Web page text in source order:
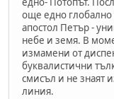
още едно
апостол Петър -
небе и земя. В
измамени от
буквалистични
смисъл и не знаят
линия.